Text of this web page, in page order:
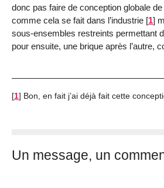
donc pas faire de conception globale
comme cela se fait dans l’industrie [1]
sous-ensembles restreints permettant
pour ensuite, une brique après l’autre,
[1] Bon, en fait j’ai déjà fait cette
Un message, un